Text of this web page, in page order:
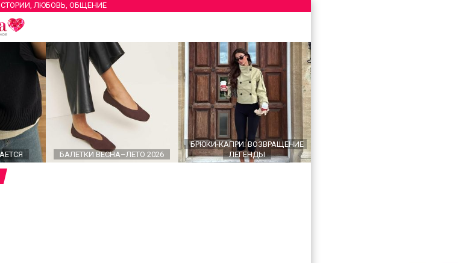
ЛЮБОВЬ, ОБЩЕНИЕ
БАЛЕТКИ ВЕСНА–ЛЕТО 2026
БРЮКИ-КАПРИ: ВОЗВРАЩЕНИЕ
ЛЕГЕНДЫ